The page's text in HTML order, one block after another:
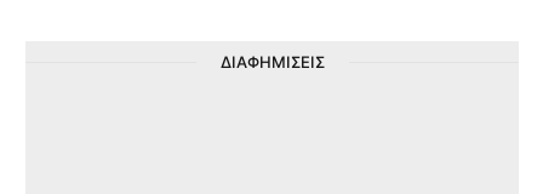
ΔΙΑΦΗΜΙΣΕΙΣ